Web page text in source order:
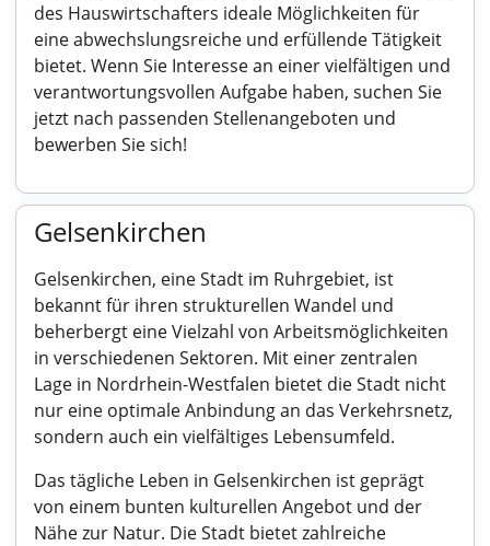
des Hauswirtschafters ideale Möglichkeiten für
eine abwechslungsreiche und erfüllende Tätigkeit
bietet. Wenn Sie Interesse an einer vielfältigen und
verantwortungsvollen Aufgabe haben, suchen Sie
jetzt nach passenden Stellenangeboten und
bewerben Sie sich!
Gelsenkirchen
Gelsenkirchen, eine Stadt im Ruhrgebiet, ist
bekannt für ihren strukturellen Wandel und
beherbergt eine Vielzahl von Arbeitsmöglichkeiten
in verschiedenen Sektoren. Mit einer zentralen
Lage in Nordrhein-Westfalen bietet die Stadt nicht
nur eine optimale Anbindung an das Verkehrsnetz,
sondern auch ein vielfältiges Lebensumfeld.
Das tägliche Leben in Gelsenkirchen ist geprägt
von einem bunten kulturellen Angebot und der
Nähe zur Natur. Die Stadt bietet zahlreiche